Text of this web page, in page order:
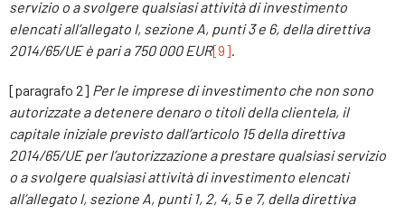
servizio o a svolgere qualsiasi attività di investimento
elencati all’allegato I, sezione A, punti 3 e 6, della direttiva
2014/65/UE è pari a 750 000 EUR[9].
[paragrafo 2] Per le imprese di investimento che non sono
autorizzate a detenere denaro o titoli della clientela, il
capitale iniziale previsto dall’articolo 15 della direttiva
2014/65/UE per l’autorizzazione a prestare qualsiasi servizio
o a svolgere qualsiasi attività di investimento elencati
all’allegato I, sezione A, punti 1, 2, 4, 5 e 7, della direttiva